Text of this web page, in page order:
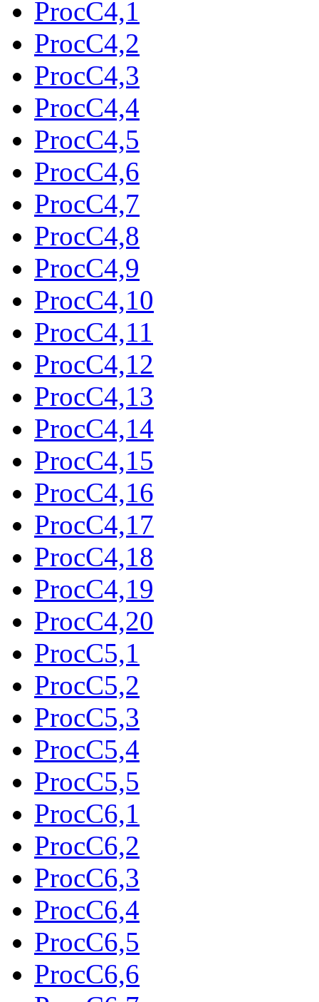
ProcC4,1
ProcC4,2
ProcC4,3
ProcC4,4
ProcC4,5
ProcC4,6
ProcC4,7
ProcC4,8
ProcC4,9
ProcC4,10
ProcC4,11
ProcC4,12
ProcC4,13
ProcC4,14
ProcC4,15
ProcC4,16
ProcC4,17
ProcC4,18
ProcC4,19
ProcC4,20
ProcC5,1
ProcC5,2
ProcC5,3
ProcC5,4
ProcC5,5
ProcC6,1
ProcC6,2
ProcC6,3
ProcC6,4
ProcC6,5
ProcC6,6